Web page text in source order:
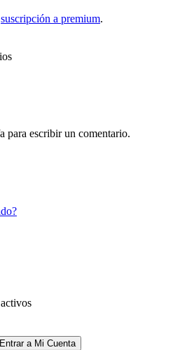
suscripción a premium.
para escribir un comentario.
Entrar a Mi Cuenta